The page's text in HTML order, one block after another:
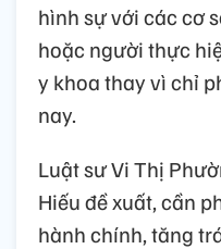
hình sự với các cơ
hoặc người thực
y khoa thay vì chỉ
nay.
Luật sư Vi Thị
Hiếu đề xuất, cần
hành chính, tăng